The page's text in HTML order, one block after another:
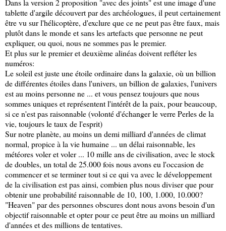
Dans la version 2 proposition "avec des joints" est une image d'une
tablette d'argile découvert par des archéologues, il peut certainement
être vu sur l'hélicoptère, d'exclure que ce ne peut pas être faux, mais
plutôt dans le monde et sans les artefacts que personne ne peut
expliquer, ou quoi, nous ne sommes pas le premier.
Et plus sur le premier et deuxième alinéas doivent refléter les
numéros:
Le soleil est juste une étoile ordinaire dans la galaxie, où un billion
de différentes étoiles dans l'univers, un billion de galaxies, l'univers
est au moins personne ne ... et vous pensez toujours que nous
sommes uniques et représentent l'intérêt de la paix, pour beaucoup,
si ce n'est pas raisonnable (volonté d'échanger le verre Perles de la
vie, toujours le taux de l'esprit)
Sur notre planète, au moins un demi milliard d'années de climat
normal, propice à la vie humaine ... un délai raisonnable, les
météores voler et voler ... 10 mille ans de civilisation, avec le stock
de doubles, un total de 25.000 fois nous avons eu l'occasion de
commencer et se terminer tout si ce qui va avec le développement
de la civilisation est pas ainsi, combien plus nous diviser que pour
obtenir une probabilité raisonnable de 10, 100, 1.000, 10.000?
"Heaven" par des personnes obscures dont nous avons besoin d'un
objectif raisonnable et opter pour ce peut être au moins un milliard
d'années et des millions de tentatives.